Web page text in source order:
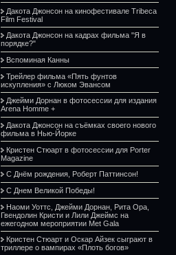
Дакота Джонсон на кинофестивале Tribeca
Film Festival
Дакота Джонсон на кадрах фильма "Я в
порядке?"
Вспоминая Канны
Трейлер фильма «Пять фунтов
искупления» с Люком Эвансом
Джейми Дорнан в фотосессии для издания
Arena Homme +
Дакота Джонсон на съёмках своего нового
фильма в Нью-Йорке
Кристен Стюарт в фотосессии для Porter
Magazine
С Днём рождения, Роберт Паттинсон!
С Днем Великой Победы!
Наоми Уоттс, Джейми Дорнан, Рита Ора,
Гвендолин Кристи и Лили Джеймс на
ежегодном мероприятии Met Gala
Кристен Стюарт и Оскар Айзек сыграют в
триллере о вампирах «Плоть богов»